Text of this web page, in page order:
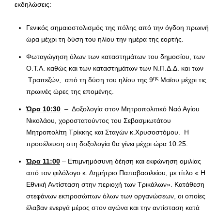
εκδηλώσεις:
Γενικός σημαιοστολισμός της πόλης από την όγδοη πρωινή
ώρα μέχρι τη δύση του ηλίου την ημέρα της εορτής.
Φωταγώγηση όλων των καταστημάτων του δημοσίου, των
Ο.Τ.Α. καθώς και των καταστημάτων των Ν.Π.Δ.Δ. και των
Τραπεζών, από τη δύση του ηλίου της 9ης Μαϊου μέχρι τις
πρωινές ώρες της επομένης.
Ώρα 10:30 – Δοξολογία στον Μητροπολιτικό Ναό Αγίου
Νικολάου, χοροστατούντος του Σεβασμιωτάτου
Μητροπολίτη Τρίκκης και Σταγών κ.Χρυσοστόμου. Η
προσέλευση στη δοξολογία θα γίνει μέχρι ώρα 10:25.
Ώρα 11:00 – Επιμνημόσυνη δέηση και εκφώνηση ομιλίας
από τον φιλόλογο κ. Δημήτριο Παπαβασιλείου, με τίτλο « Η
Εθνική Αντίσταση στην περιοχή των Τρικάλων». Κατάθεση
στεφάνων εκπροσώπων όλων των οργανώσεων, οι οποίες
έλαβαν ενεργά μέρος στον αγώνα και την αντίσταση κατά